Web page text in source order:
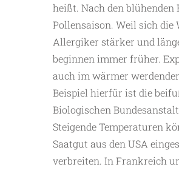
heißt. Nach den blühenden
Pollensaison. Weil sich
Allergiker stärker und
beginnen immer früher.
auch im wärmer
Beispiel hierfür ist die
Biologischen
Steigende Temperaturen
Saatgut aus den USA
verbreiten. In Frankreich